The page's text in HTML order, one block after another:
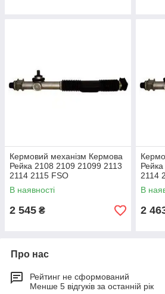
Кермовий механізм Кермова
Рейка 2108 2109 21099 2113
2114 2115 FSO
В наявності
2 545 ₴
2114
В
2
Про нас
Рейтинг не сформований
Менше 5 відгуків за останній рік